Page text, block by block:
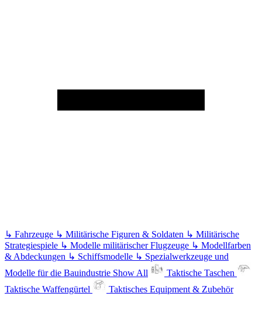
↳ Fahrzeuge ↳ Militärische Figuren & Soldaten ↳ Militärische
Strategiespiele ↳ Modelle militärischer Flugzeuge ↳ Modellfarben
& Abdeckungen ↳ Schiffsmodelle ↳ Spezialwerkzeuge und
Modelle für die Bauindustrie Show All
Taktische Taschen
Taktische Waffengürtel
Taktisches Equipment & Zubehör